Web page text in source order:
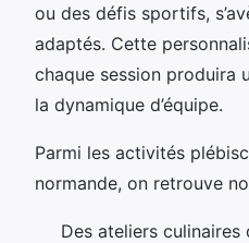
ou des défis sportifs,
adaptés. Cette
chaque session produira
la dynamique d’équipe.
Parmi les activités
normande, on retrouve
Des ateliers